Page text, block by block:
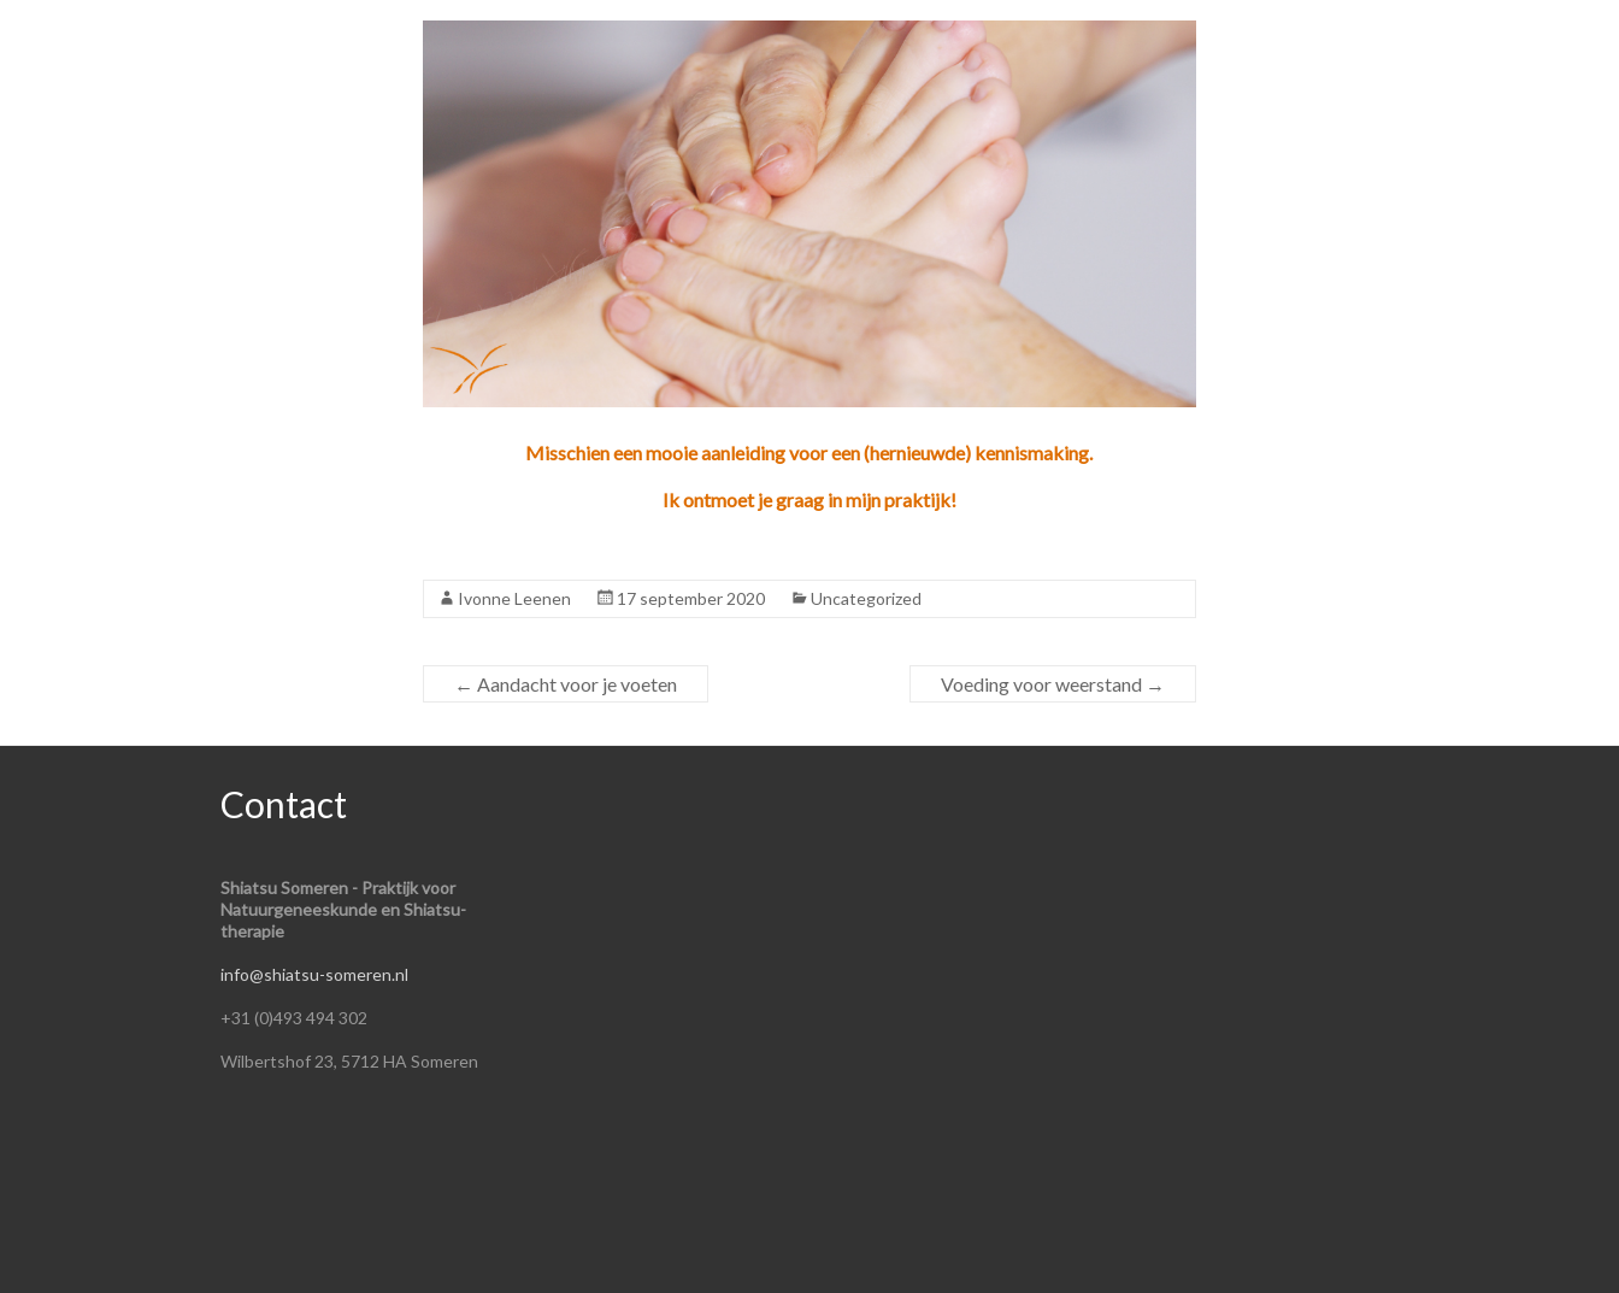
Misschien een mooie aanleiding voor een (hernieuwde) kennismaking.
Ik ontmoet je graag in mijn praktijk!
Ivonne Leenen 17 september 2020 Uncategorized
← Aandacht voor je voeten Voeding voor weerstand →
Contact
Shiatsu Someren - Praktijk voor
Natuurgeneeskunde en Shiatsu-
therapie
info@shiatsu-someren.nl
+31 (0)493 494 302
Wilbertshof 23, 5712 HA Someren